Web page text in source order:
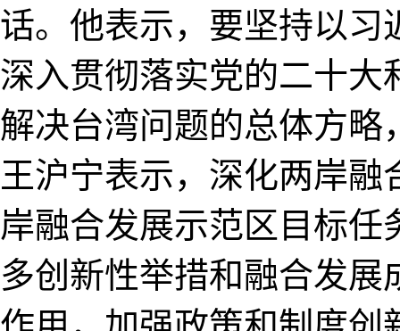
话。他表示，要坚持以习
深入贯彻落实党的二十大
解决台湾问题的总体方略
王沪宁表示，深化两岸
岸融合发展示范区目标
多创新性举措和融合发